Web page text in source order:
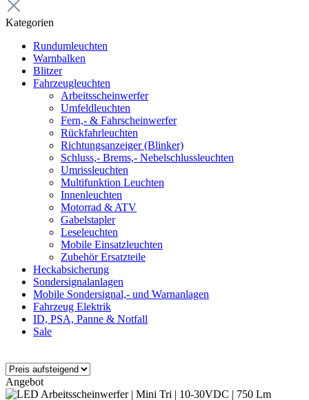
Kategorien
Rundumleuchten
Warnbalken
Blitzer
Fahrzeugleuchten
Arbeitsscheinwerfer
Umfeldleuchten
Fern,- & Fahrscheinwerfer
Rückfahrleuchten
Richtungsanzeiger (Blinker)
Schluss,- Brems,- Nebelschlussleuchten
Umrissleuchten
Multifunktion Leuchten
Innenleuchten
Motorrad & ATV
Gabelstapler
Leseleuchten
Mobile Einsatzleuchten
Zubehör Ersatzteile
Heckabsicherung
Sondersignalanlagen
Mobile Sondersignal,- und Warnanlagen
Fahrzeug Elektrik
ID, PSA, Panne & Notfall
Sale
Angebot